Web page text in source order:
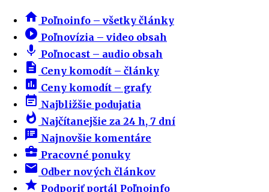
home Poľnoinfo – všetky články
play_circle_filled Poľnovízia – video obsah
mic Poľnocast – audio obsah
description Ceny komodít – články
insert_chart Ceny komodít – grafy
event_note Najbližšie podujatia
whatshot Najčítanejšie za 24 h, 7 dní
speaker_notes Najnovšie komentáre
business_center Pracovné ponuky
email Odber nových článkov
star Podporiť portál Poľnoinfo